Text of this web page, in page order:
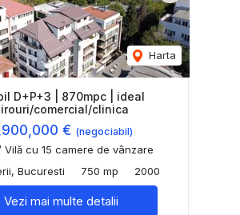
Harta
D+P+3 | 870mpc | ideal
comercial/clinica
€ (negociabil)
Vilă cu 15 camere de vânzare
Bucuresti
750 mp 2000
Vezi mai multe detalii